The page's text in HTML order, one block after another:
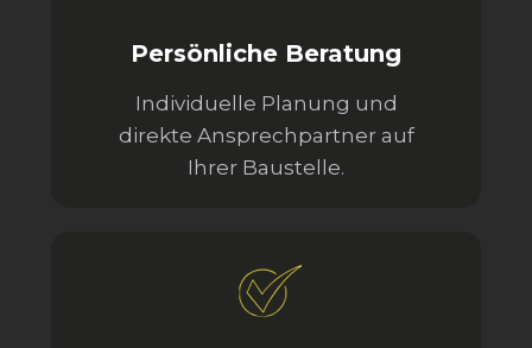
Persönliche Beratung
Individuelle Planung und
direkte Ansprechpartner auf
Ihrer Baustelle.